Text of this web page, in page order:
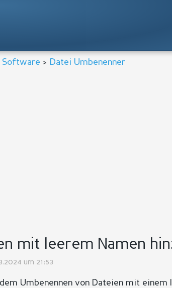
Software > Datei Umbenenner
mit leerem Namen
um 21:53
Umbenennen von Dateien mit einem